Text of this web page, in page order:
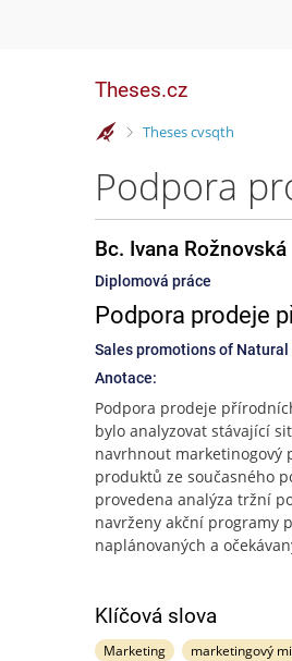
Theses.cz
>
Theses cvsqth
Podpora
Bc. Ivana Rožnovská
Diplomová práce
Podpora prodeje
Sales promotions of
Anotace:
Podpora prodeje
bylo analyzovat stávající
navrhnout marketinogový
produktů ze současného
provedena analýza tržní
navrženy akční programy
naplánovaných a
Klíčová slova
Marketing marketingový